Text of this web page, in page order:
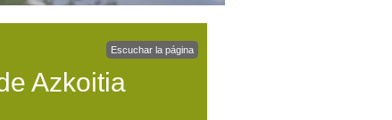
Escuchar la página
Azkoitia